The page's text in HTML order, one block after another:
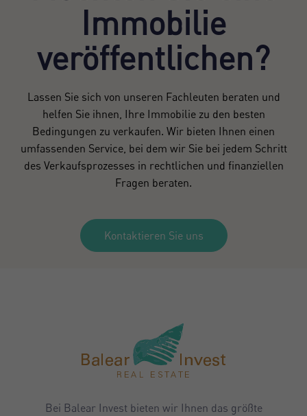
Immobilie
veröffentlichen?
Lassen Sie sich von unseren Fachleuten beraten und
helfen Sie ihnen, Ihre Immobilie zu den besten
Bedingungen zu verkaufen. Wir bieten Ihnen einen
umfassenden Service, bei dem wir Sie bei jedem Schritt
des Verkaufsprozesses in rechtlichen und finanziellen
Fragen beraten.
Kontaktieren Sie uns
Bei Balear Invest bieten wir Ihnen das größte